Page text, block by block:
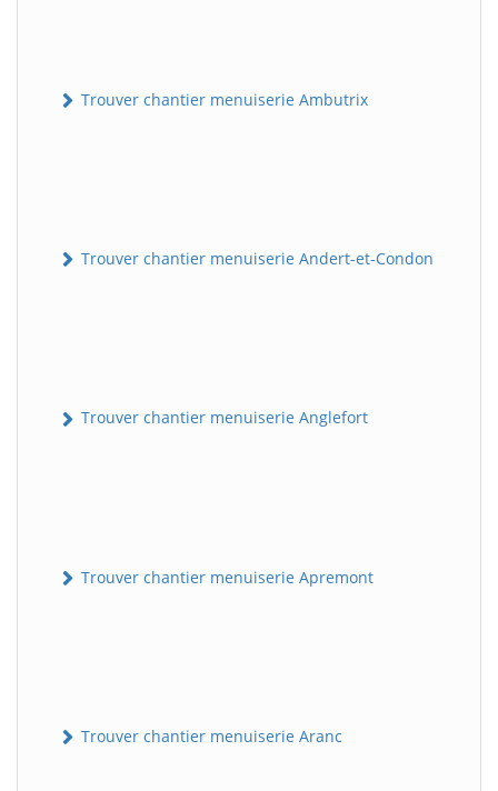
Trouver chantier menuiserie Ambutrix
Trouver chantier menuiserie Andert-et-Condon
Trouver chantier menuiserie Anglefort
Trouver chantier menuiserie Apremont
Trouver chantier menuiserie Aranc